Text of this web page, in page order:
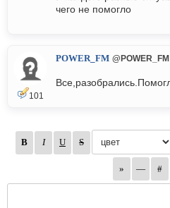
чего не помогло
101
POWER_FM @POWER_FM